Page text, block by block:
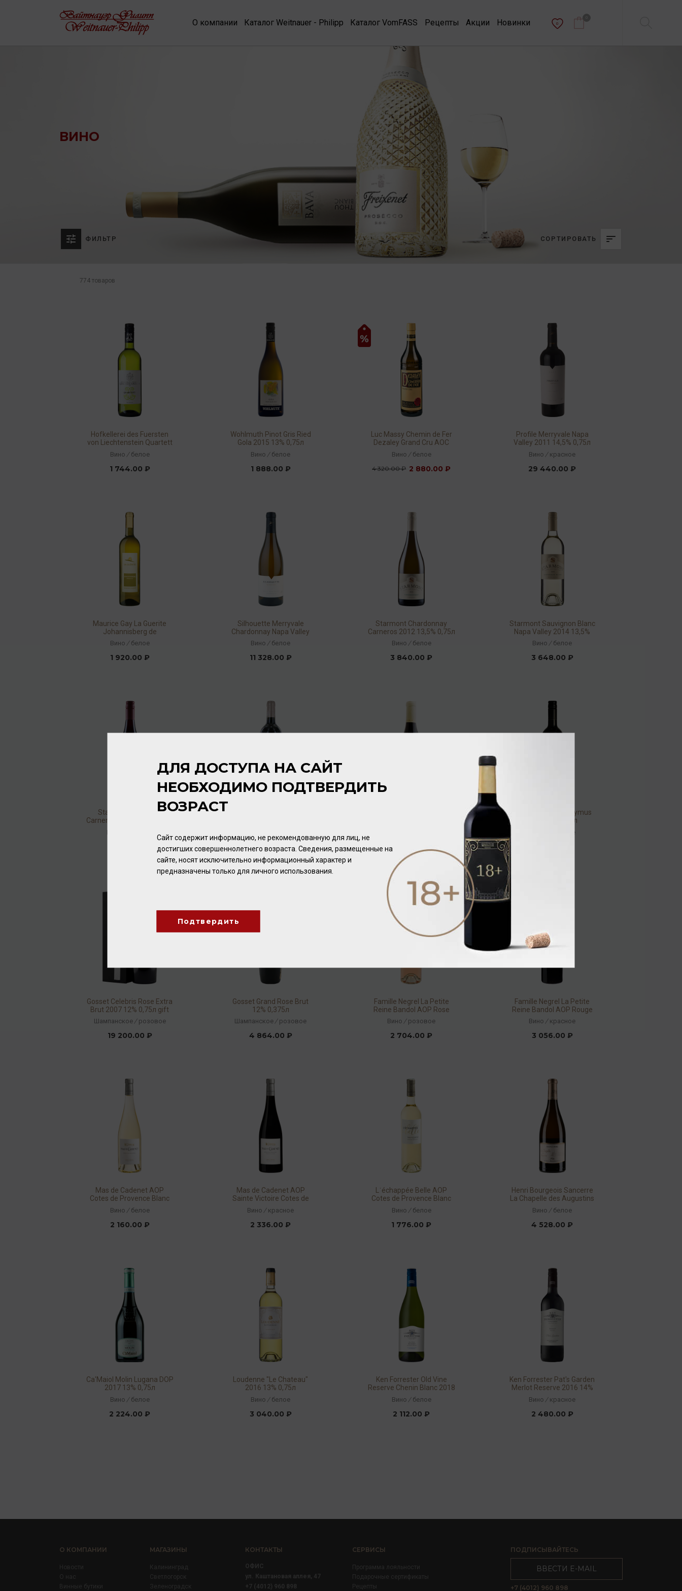
О компании Каталог Weitnauer - Philipp Каталог VomFASS Рецепты Акции Новинки 0
ВИНО
ФИЛЬТР СОРТИРОВАТЬ
774 товаров
Hofkellerei des Fuersten
von Liechtenstein Quartett
Clos Domaine 2016 12%
0,75л
Вино / белое
1 744.00 ₽
Wohlmuth Pinot Gris Ried
Gola 2015 13% 0,75л
Вино / белое
1 888.00 ₽
Luc Massy Chemin de Fer
Dezaley Grand Cru AOC
2013 13% 0,7л
Вино / белое
4 320.00 ₽ 2 880.00 ₽
Profile Merryvale Napa
Valley 2011 14,5% 0,75л
Вино / красное
29 440.00 ₽
Maurice Gay La Guerite
Johannisberg de
Chamoson Valais AOC
2014 13,5% 0,75л
Вино / белое
1 920.00 ₽
Silhouette Merryvale
Chardonnay Napa Valley
2012 14,5% 0,75л
Вино / белое
11 328.00 ₽
Starmont Chardonnay
Carneros 2012 13,5% 0,75л
Вино / белое
3 840.00 ₽
Starmont Sauvignon Blanc
Napa Valley 2014 13,5%
0,75л
Вино / белое
3 648.00 ₽
Starmont Pinot Noir
Carneros 2012 14,5% 0,75л
2 480.00 ₽ 4 192.00 ₽
Elephant Hill Hieronymus
2013 14% 0,75л
красное
Gosset Сelebris Rose Extra
Brut 2007 12% 0,75л gift
Шампанское / розовое
19 200.00 ₽
Gosset Grand Rose Brut
12% 0,375л
Шампанское / розовое
4 864.00 ₽
Famille Negrel La Petite
Reine Bandol AOP Rose
2017 13% 0,75л
Вино / розовое
2 704.00 ₽
Famille Negrel La Petite
Reine Bandol AOP Rouge
2015 14,5% 0,75л
Вино / красное
3 056.00 ₽
Mas de Cadenet AOP
Cotes de Provence Blanc
2018 13% 0,75л
Вино / белое
2 160.00 ₽
Mas de Cadenet AOP
Sainte Victoire Cotes de
Provence Rouge 2016 14%
0,75л
Вино / красное
2 336.00 ₽
Lˈéchappée Belle AOP
Cotes de Provence Blanc
2018 13% 0,75л
Вино / белое
1 776.00 ₽
Henri Bourgeois Sancerre
La Chapelle des Augustins
AOP 2017 13% 0,75л
Вино / белое
4 528.00 ₽
Ca'Maiol Molin Lugana DOP
2017 13% 0,75л
Вино / белое
2 224.00 ₽
Loudenne "Le Chateau"
2016 13% 0,75л
Вино / белое
3 040.00 ₽
Ken Forrester Old Vine
Reserve Chenin Blanc 2018
14% 0,75л
Вино / белое
2 112.00 ₽
Ken Forrester Pat's Garden
Merlot Reserve 2016 14%
0,75л
Вино / красное
2 480.00 ₽
О КОМПАНИИ
Новости
О нас
Винные бутики
МАГАЗИНЫ
Калининград
Светлогорск
Зеленоградск
КОНТАКТЫ
ОФИС
ул. Каштановая аллея, 47
+7 (4012) 960 898
СЕРВИСЫ
Программа лояльности
Подарочные сертификаты
Рецепты
ПОДПИСЫВАЙТЕСЬ
ВВЕСТИ E-MAIL
+7 (4012) 960 898
ДЛЯ ДОСТУПА НА САЙТ
НЕОБХОДИМО ПОДТВЕРДИТЬ
ВОЗРАСТ
Сайт содержит информацию, не рекомендованную для лиц, не
достигших совершеннолетнего возраста. Сведения, размещенные на
сайте, носят исключительно информационный характер и
предназначены только для личного использования.
Подтвердить